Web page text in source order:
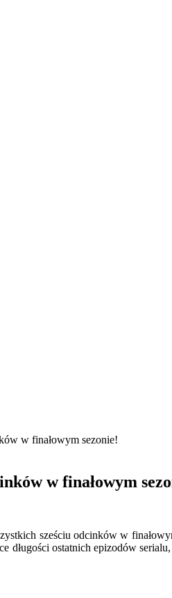
w finałowym sezonie!
w finałowym
sześciu odcinków w
długości ostatnich epizodów